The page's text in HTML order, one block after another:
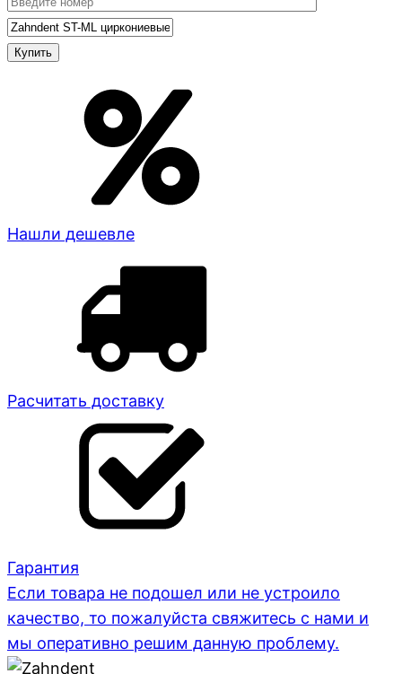
Нашли дешевле
Расчитать доставку
Гарантия
Если товара не подошел или не устроило
качество, то пожалуйста свяжитесь с нами и
мы оперативно решим данную проблему.